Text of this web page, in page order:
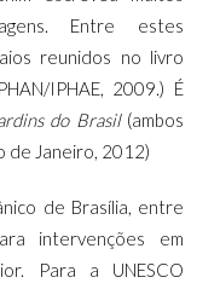
Entre estes
reunidos no livro
IPHAE, 2009.) É
do Brasil(ambos
de Janeiro, 2012)
de Brasília, entre
intervenções em
Para a UNESCO